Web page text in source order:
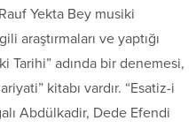
Yekta Bey musiki
araştırmaları ve yaptığı
Tarihi” adında bir denemesi,
kitabı vardır. “Esatiz-i
Abdülkadir, Dede Efendi